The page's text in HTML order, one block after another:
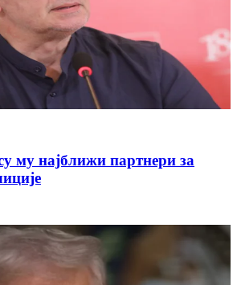
му најближи партнери за